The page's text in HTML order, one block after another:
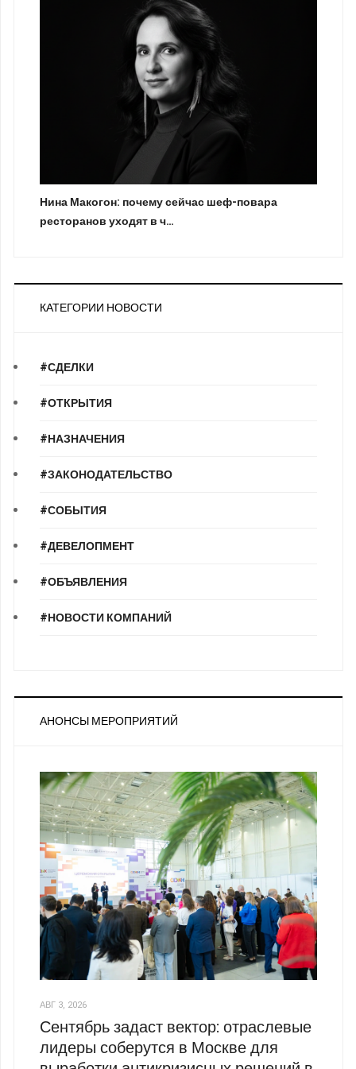
Нина Макогон: почему сейчас шеф-повара
ресторанов уходят в ч…
КАТЕГОРИИ НОВОСТИ
#СДЕЛКИ
#ОТКРЫТИЯ
#НАЗНАЧЕНИЯ
#ЗАКОНОДАТЕЛЬСТВО
#СОБЫТИЯ
#ДЕВЕЛОПМЕНТ
#ОБЪЯВЛЕНИЯ
#НОВОСТИ КОМПАНИЙ
АНОНСЫ МЕРОПРИЯТИЙ
АВГ 3, 2026
Сентябрь задаст вектор: отраслевые
лидеры соберутся в Москве для